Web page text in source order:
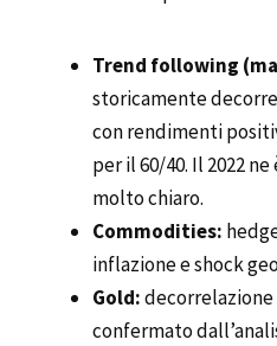
Trend following
storicamente
con rendimenti
per il 60/40. Il 2022
molto chiaro.
Commodities:
inflazione e shock
Gold:
confermato